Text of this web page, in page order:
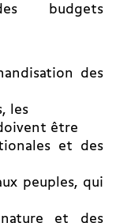
budgets
des
les
être
et des
peuples, qui
et des